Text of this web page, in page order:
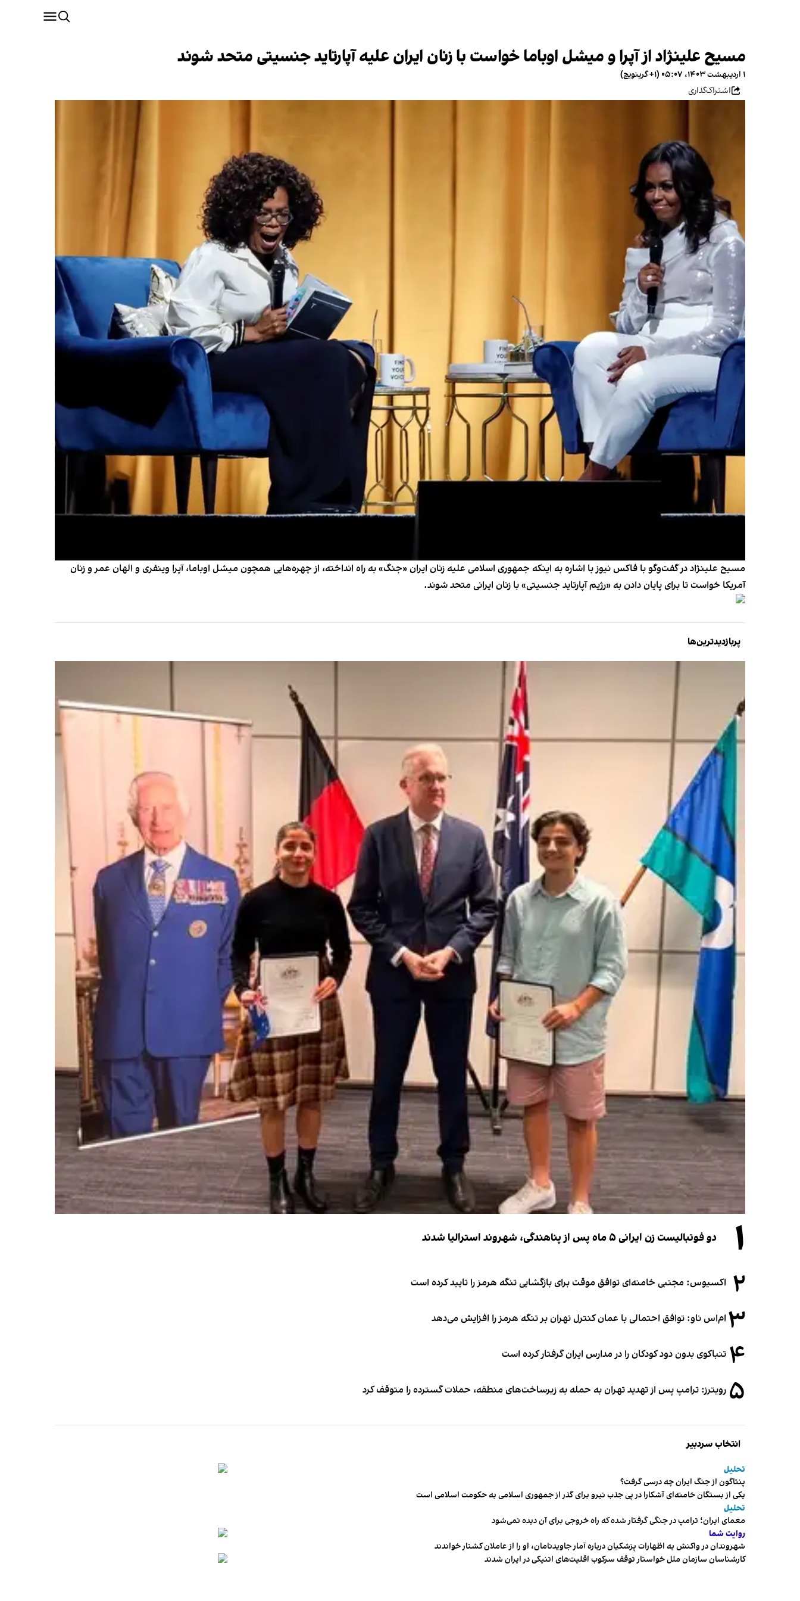
مسیح علینژاد از آپرا و میشل اوباما خواست با زنان ایران علیه آپارتاید جنسیتی متحد شوند
۱ اردیبهشت ۱۴۰۳، ۰۵:۰۷ (‎+۱ گرینویچ)
اشتراک‌گذاری
مسیح علینژاد در گفت‌وگو با فاکس نیوز با اشاره به اینکه جمهوری اسلامی علیه زنان ایران «جنگ» به راه انداخته، از چهره‌هایی همچون میشل اوباما، آپرا وینفری و الهان عمر و زنان
آمریکا خواست تا برای پایان دادن به «رژیم آپارتاید جنسیتی» با زنان ایرانی متحد شوند.
پربازدیدترین‌ها
۱ دو فوتبالیست زن ایرانی ۵ ماه پس از پناهندگی، شهروند استرالیا شدند
۲ اکسیوس: مجتبی خامنه‌ای توافق موقت برای بازگشایی تنگه هرمز را تایید کرده است
۳ ام‌اس ناو: توافق احتمالی با عمان کنترل تهران بر تنگه هرمز را افزایش می‌دهد
۴ تنباکوی بدون دود کودکان را در مدارس ایران گرفتار کرده است
۵ رویترز: ترامپ پس از تهدید تهران به حمله به زیرساخت‌های منطقه، حملات گسترده را متوقف کرد
انتخاب سردبیر
تحلیل
پنتاگون از جنگ ایران چه درسی گرفت؟
یکی از بستگان خامنه‌ای آشکارا در پی جذب نیرو برای گذر از جمهوری اسلامی به حکومت اسلامی است
تحلیل
معمای ایران؛ ترامپ در جنگی گرفتار شده که راه خروجی برای آن دیده نمی‌شود
روایت شما
شهروندان در واکنش به اظهارات پزشکیان درباره آمار جاویدنامان، او را از عاملان کشتار خواندند
کارشناسان سازمان ملل خواستار توقف سرکوب اقلیت‌های اتنیکی در ایران شدند